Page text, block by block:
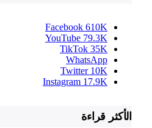
Facebook 610K
YouTube 79.3K
TikTok 35K
WhatsApp
Twitter 10K
Instagram 17.9K
الأكثر قراءة